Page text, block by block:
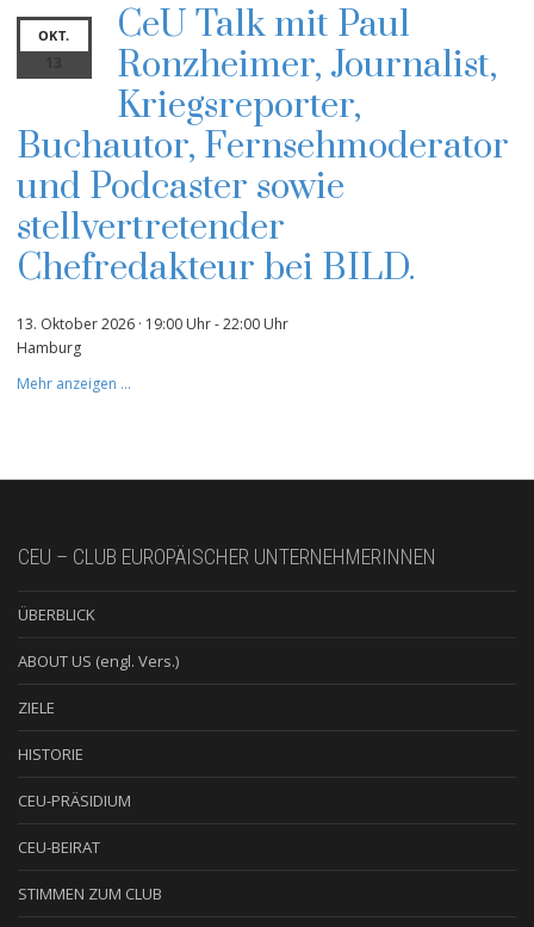
OKT.
CeU Talk mit Paul
Ronzheimer, Journalist,
Kriegsreporter,
Buchautor, Fernsehmoderator
und Podcaster sowie
stellvertretender
Chefredakteur bei BILD.
13. Oktober 2026 · 19:00 Uhr-22:00 Uhr
Hamburg
Mehr anzeigen …
CEU – CLUB EUROPÄISCHER UNTERNEHMERINNEN
ÜBERBLICK
ABOUT US (engl. Vers.)
ZIELE
HISTORIE
CEU-PRÄSIDIUM
CEU-BEIRAT
STIMMEN ZUM CLUB